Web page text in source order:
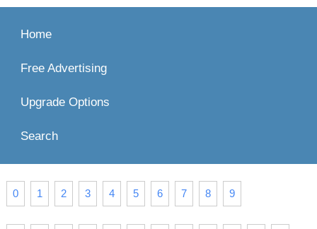
Home
Free Advertising
Upgrade Options
Search
0 1 2 3 4 5 6 7 8 9